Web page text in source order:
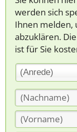
werden sich
Ihnen melden,
abzuklären.
ist für Sie
(Anrede)